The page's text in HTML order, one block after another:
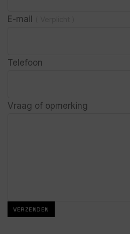
E-mail
Telefoon
Vraag of opmerking
VERZENDEN